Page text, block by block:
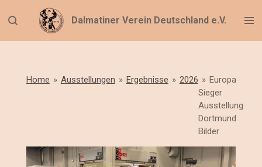
Hauptinhalt
Dalmatiner Verein Deutschland e.V.
Home » Ausstellungen » Ergebnisse » 2026 » Europa
Sieger
Ausstellung
Dortmund
Bilder